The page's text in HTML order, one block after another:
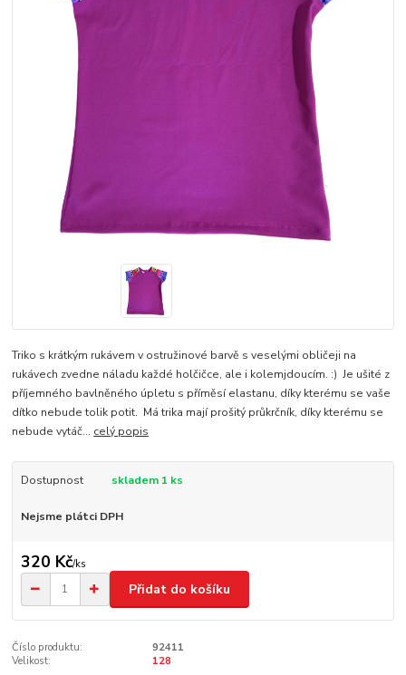
Triko s krátkým rukávem v ostružinové barvě s veselými obličeji na
rukávech zvedne náladu každé holčičce, ale i kolemjdoucím. :) Je ušité z
příjemného bavlněného úpletu s příměsí elastanu, díky kterému se vaše
dítko nebude tolik potit. Má trika mají prošitý průkrčník, díky kterému se
nebude vytáč... celý popis
Dostupnost skladem 1 ks
Nejsme plátci DPH
320 Kč/ks
Přidat do košíku
Číslo produktu:
92411
Velikost:
128